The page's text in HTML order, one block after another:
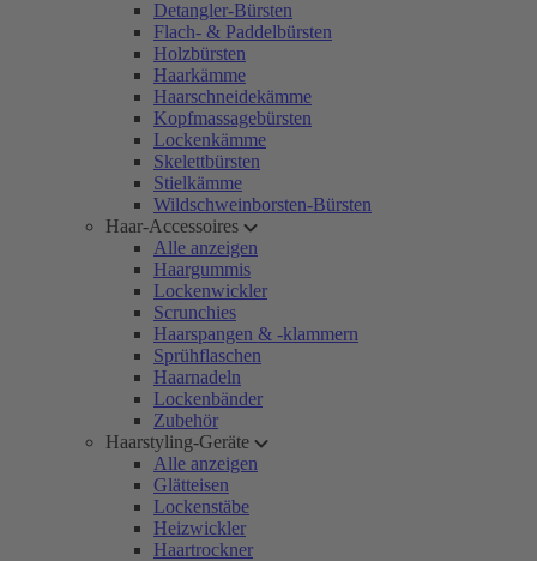
Detangler-Bürsten
Flach- & Paddelbürsten
Holzbürsten
Haarkämme
Haarschneidekämme
Kopfmassagebürsten
Lockenkämme
Skelettbürsten
Stielkämme
Wildschweinborsten-Bürsten
Haar-Accessoires
Alle anzeigen
Haargummis
Lockenwickler
Scrunchies
Haarspangen & -klammern
Sprühflaschen
Haarnadeln
Lockenbänder
Zubehör
Haarstyling-Geräte
Alle anzeigen
Glätteisen
Lockenstäbe
Heizwickler
Haartrockner